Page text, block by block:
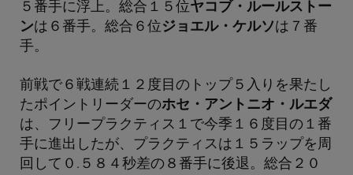
５番手に浮上。総合１５位ヤコブ・ルールストー
ンは６番手。総合６位ジョエル・ケルソは７番
手。
前戦で６戦連続１２度目のトップ５入りを果たし
たポイントリーダーのホセ・アントニオ・ルエダ
は、フリープラクティス１で今季１６度目の１番
手に進出したが、プラクティスは１５ラップを周
回して０.５８４秒差の８番手に後退。総合２０